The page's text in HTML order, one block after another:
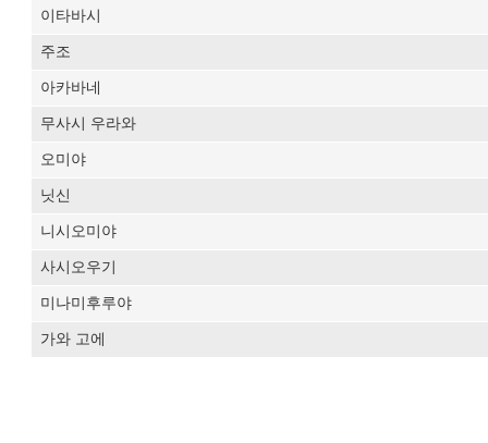
이타바시
주조
아카바네
무사시 우라와
오미야
닛신
니시오미야
사시오우기
미나미후루야
가와 고에